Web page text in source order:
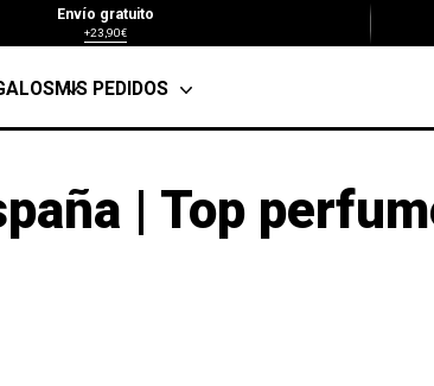
Envío gratuito
+23,90€
MIS PEDIDOS
| Top